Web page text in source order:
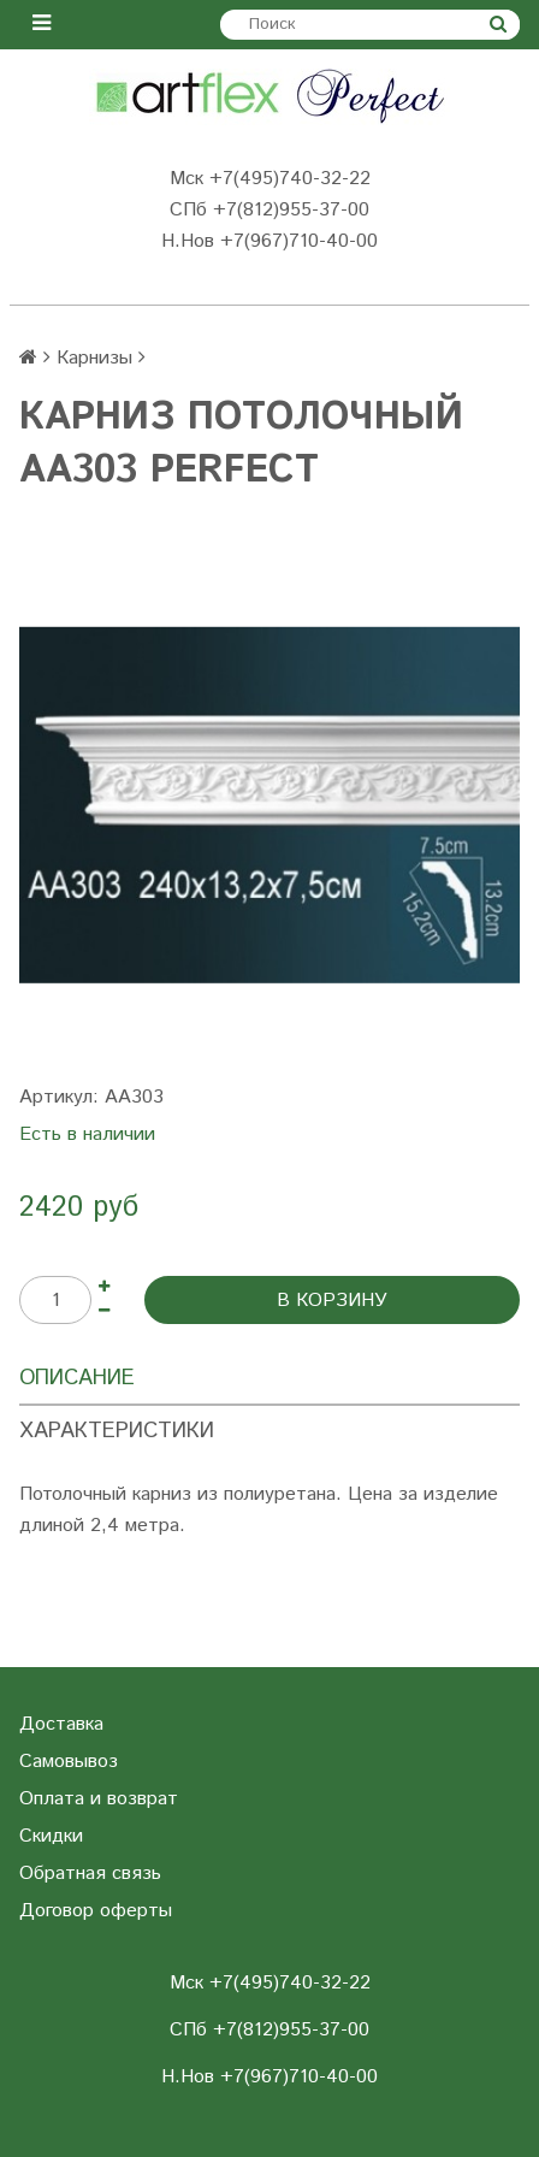
Мск +7(495)740-32-22
СПб +7(812)955-37-00
Н.Нов +7(967)710-40-00
Карнизы
КАРНИЗ ПОТОЛОЧНЫЙ
AA303 PERFECT
Артикул: AA303
Есть в наличии
2420 руб
В КОРЗИНУ
ОПИСАНИЕ
ХАРАКТЕРИСТИКИ
Потолочный карниз из полиуретана. Цена за изделие
длиной 2,4 метра.
Доставка
Самовывоз
Оплата и возврат
Скидки
Обратная связь
Договор оферты
Мск +7(495)740-32-22
СПб +7(812)955-37-00
Н.Нов +7(967)710-40-00